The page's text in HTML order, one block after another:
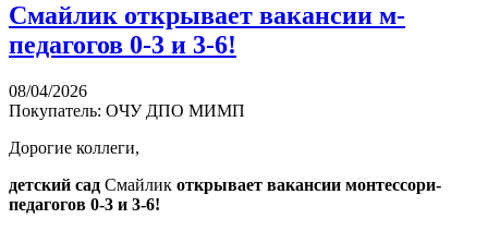
Смайлик открывает вакансии м-
педагогов 0-3 и 3-6!
08/04/2026
Покупатель: ОЧУ ДПО МИМП
Дорогие коллеги,
детский сад Смайлик открывает вакансии монтессори-
педагогов 0-3 и 3-6!